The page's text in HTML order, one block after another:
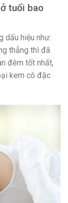
tuổi bao
dấu hiệu như:
thẳng thì đã
đêm tốt nhất,
kem cô đặc